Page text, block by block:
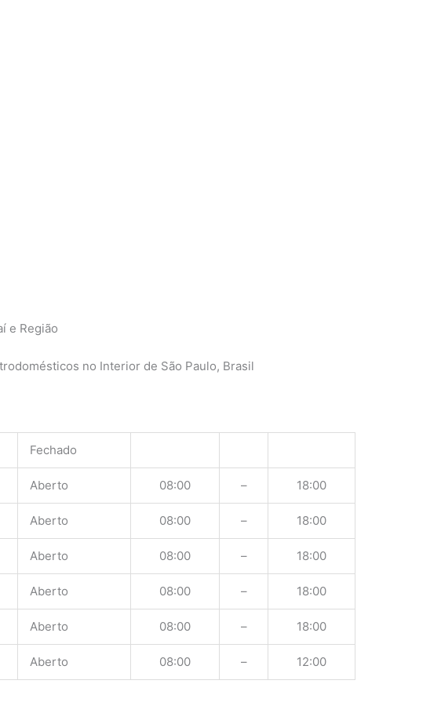
e Região
no Interior de São Paulo, Brasil
Fechado
Aberto 08:00 – 18:00
Aberto 08:00 – 18:00
Aberto 08:00 – 18:00
Aberto 08:00 – 18:00
Aberto 08:00 – 18:00
Aberto 08:00 – 12:00